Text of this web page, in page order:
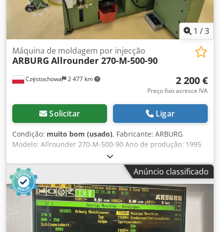
1 /3
Częstochowa 2 477 km
Máquina de moldagem por injecção
ARBURG Allrounder 270-M-500-90
2 200 €
Preço fixo acresce IVA
Solicitar Ligar
Condição: muito bom (usado), Fabricante: ARBURG
Modelo: Allrounder 270-M-500-90 Ano de produção: 1995
Número de série: 164822 Sistema de controle: Unidade de
controle: Arburg Multronica Unidade de injeção: Tipo de
injeção: vertical (unidade de injeção vertical) Diâmetro do
fuso: Ø 20 mm Unidade de fechamento: Força de
fechamento: 500 kN Equipamentos adicionais: Sistema
pick: sistema de retirada de peças Divisor de canaleta:
calha divisora / calha de seleção Proteção: gabinete de
proteção completo (enclosure) Crsdpfx Apjx Eitbjvsf
Anúncio classificado